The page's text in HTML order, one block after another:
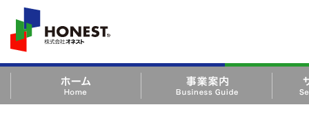
ネスト